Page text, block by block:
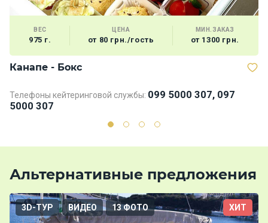
ВЕС
975 г.
ЦЕНА
от 80 грн./гость
МИН.ЗАКАЗ
от 1300 грн.
Канапе - Бокс
Телефоны кейтеринговой службы: 099 5000 307, 097
5000 307
Альтернативные предложения
3D-ТУР ВИДЕО 13 ФОТО ХИТ